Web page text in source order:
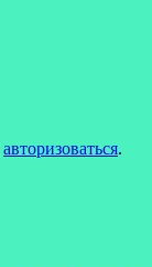
авторизоваться.